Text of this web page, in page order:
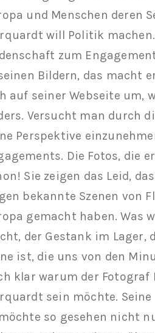
und Menschen deren
will Politik
zum
Bildern, das macht
auf seiner Webseite um,
Versucht man durch
Perspektive
Die Fotos, die
Sie zeigen das Leid,
bekannte Szenen von
gemacht haben. Was
der Gestank im Lager,
ist, die uns von den
klar warum der
sein möchte.
so gesehen nicht